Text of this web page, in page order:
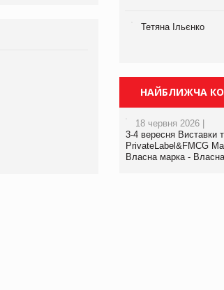
Брагина Людмила
Просування компанії на
www.trademaster.ua.
правила. Особливості.
Тетяна Ільєнко
НАЙБЛИЖЧА
18 червня 2026 |
3-4 вересня Виставки
PrivateLabel&FMCG
Власна марка -